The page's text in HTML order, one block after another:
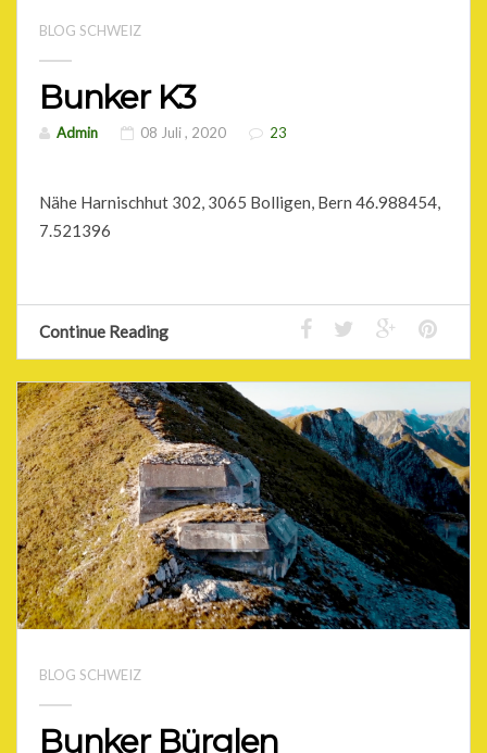
BLOG SCHWEIZ
Bunker K3
Admin 08 Juli , 2020 23
Nähe Harnischhut 302, 3065 Bolligen, Bern 46.988454,
7.521396
Continue Reading
BLOG SCHWEIZ
Bunker Bürglen